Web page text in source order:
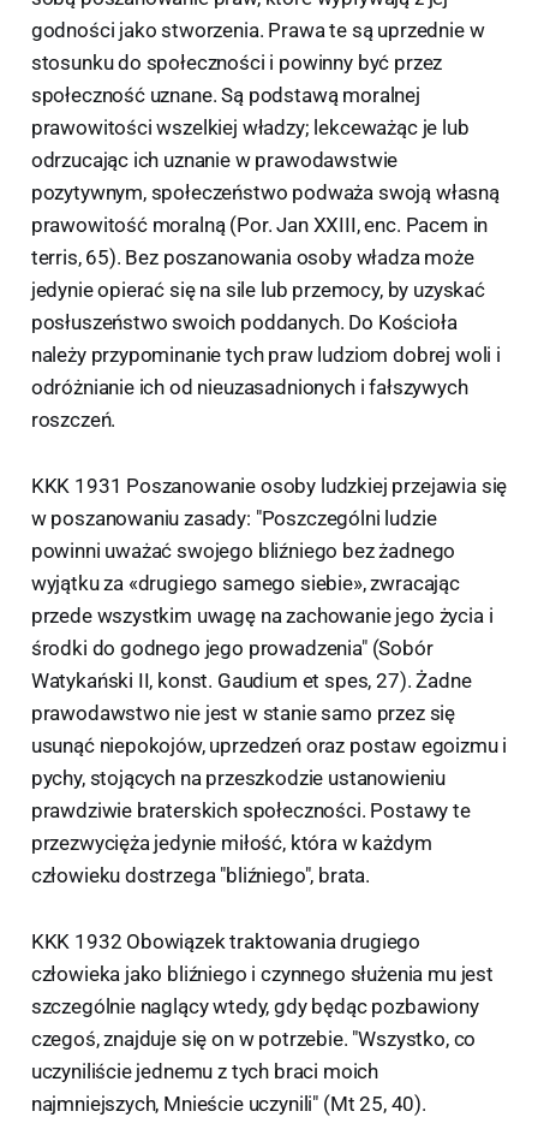
godności jako stworzenia. Prawa te są uprzednie w
stosunku do społeczności i powinny być przez
społeczność uznane. Są podstawą moralnej
prawowitości wszelkiej władzy; lekceważąc je lub
odrzucając ich uznanie w prawodawstwie
pozytywnym, społeczeństwo podważa swoją własną
prawowitość moralną (Por. Jan XXIII, enc. Pacem in
terris, 65). Bez poszanowania osoby władza może
jedynie opierać się na sile lub przemocy, by uzyskać
posłuszeństwo swoich poddanych. Do Kościoła
należy przypominanie tych praw ludziom dobrej woli i
odróżnianie ich od nieuzasadnionych i fałszywych
roszczeń.
KKK 1931 Poszanowanie osoby ludzkiej przejawia się
w poszanowaniu zasady: "Poszczególni ludzie
powinni uważać swojego bliźniego bez żadnego
wyjątku za «drugiego samego siebie», zwracając
przede wszystkim uwagę na zachowanie jego życia i
środki do godnego jego prowadzenia" (Sobór
Watykański II, konst. Gaudium et spes, 27). Żadne
prawodawstwo nie jest w stanie samo przez się
usunąć niepokojów, uprzedzeń oraz postaw egoizmu i
pychy, stojących na przeszkodzie ustanowieniu
prawdziwie braterskich społeczności. Postawy te
przezwycięża jedynie miłość, która w każdym
człowieku dostrzega "bliźniego", brata.
KKK 1932 Obowiązek traktowania drugiego
człowieka jako bliźniego i czynnego służenia mu jest
szczególnie naglący wtedy, gdy będąc pozbawiony
czegoś, znajduje się on w potrzebie. "Wszystko, co
uczyniliście jednemu z tych braci moich
najmniejszych, Mnieście uczynili" (Mt 25, 40).